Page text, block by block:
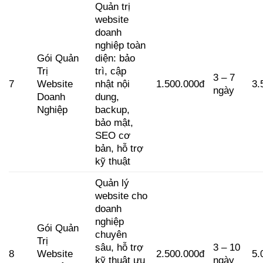
7
Gói Quản
Trị
Website
Doanh
Nghiệp
Quản trị
website
doanh
nghiệp toàn
diện: bảo
trì, cập
nhật nội
dung,
backup,
bảo mật,
SEO cơ
bản, hỗ trợ
kỹ thuật
1.500.000đ
3 – 7
ngày
8
Gói Quản
Trị
Website
Quản lý
website cho
doanh
nghiệp
chuyên
sâu, hỗ trợ
kỹ thuật ưu
2.500.000đ
3 – 10
ngày